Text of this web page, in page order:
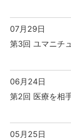
07月29日
第3回 ユマニチ
06月24日
第2回 医療を相
05月25日